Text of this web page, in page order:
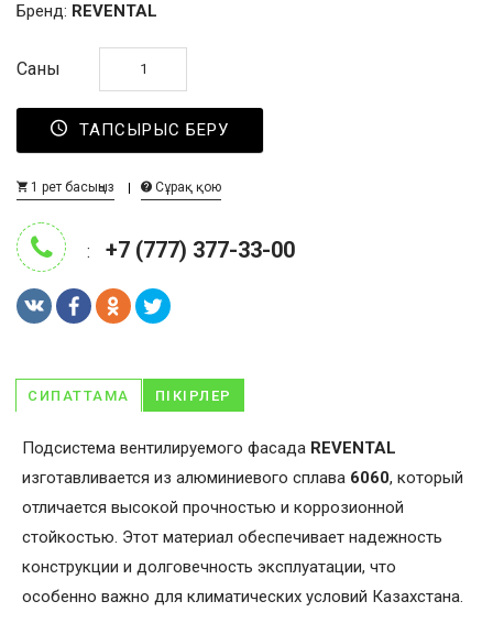
Бренд: REVENTAL
Саны
ТАПСЫРЫС БЕРУ
1 рет басыңыз Сұрақ қою
: +7 (777) 377-33-00
СИПАТТАМА ПІКІРЛЕР
Подсистема вентилируемого фасада REVENTAL
изготавливается из алюминиевого сплава 6060, который
отличается высокой прочностью и коррозионной
стойкостью. Этот материал обеспечивает надежность
конструкции и долговечность эксплуатации, что
особенно важно для климатических условий Казахстана.